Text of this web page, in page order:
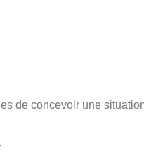
de concevoir une